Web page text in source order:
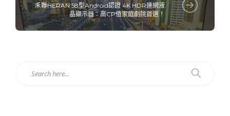
禾聯HERAN 58型Android認證 4K HDR連網液
晶顯示器：高CP值家庭劇院首選！